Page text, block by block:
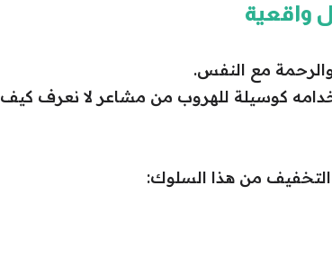
واقعية
مع النفس.
كوسيلة للهروب من مشاعر لا نعرف كيف
من هذا السلوك: